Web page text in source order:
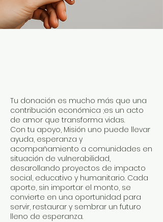
Tu donación es mucho más que una
contribución económica ;es un acto
de amor que transforma vidas.
Con tu apoyo, Misión uno puede llevar
ayuda, esperanza y
acompañamiento a comunidades en
situación de vulnerabilidad,
desarollando proyectos de impacto
social, educativo y humanitario. Cada
aporte, sin importar el monto, se
convierte en una oportunidad para
servir, restaurar y sembrar un futuro
lleno de esperanza.